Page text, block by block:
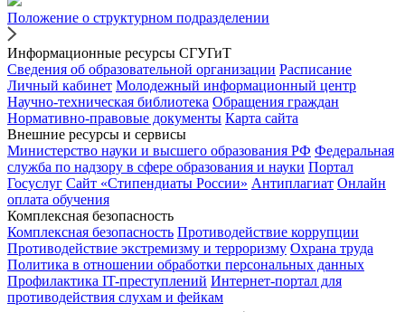
Положение о структурном подразделении
Информационные ресурсы СГУГиТ
Сведения об образовательной организации Расписание
Личный кабинет Молодежный информационный центр
Научно-техническая библиотека Обращения граждан
Нормативно-правовые документы Карта сайта
Внешние ресурсы и сервисы
Министерство науки и высшего образования РФ Федеральная
служба по надзору в сфере образования и науки Портал
Госуслуг Сайт «Стипендиаты России» Антиплагиат Онлайн
оплата обучения
Комплексная безопасность
Комплексная безопасность Противодействие коррупции
Противодействие экстремизму и терроризму Охрана труда
Политика в отношении обработки персональных данных
Профилактика IT-преступлений Интернет-портал для
противодействия слухам и фейкам